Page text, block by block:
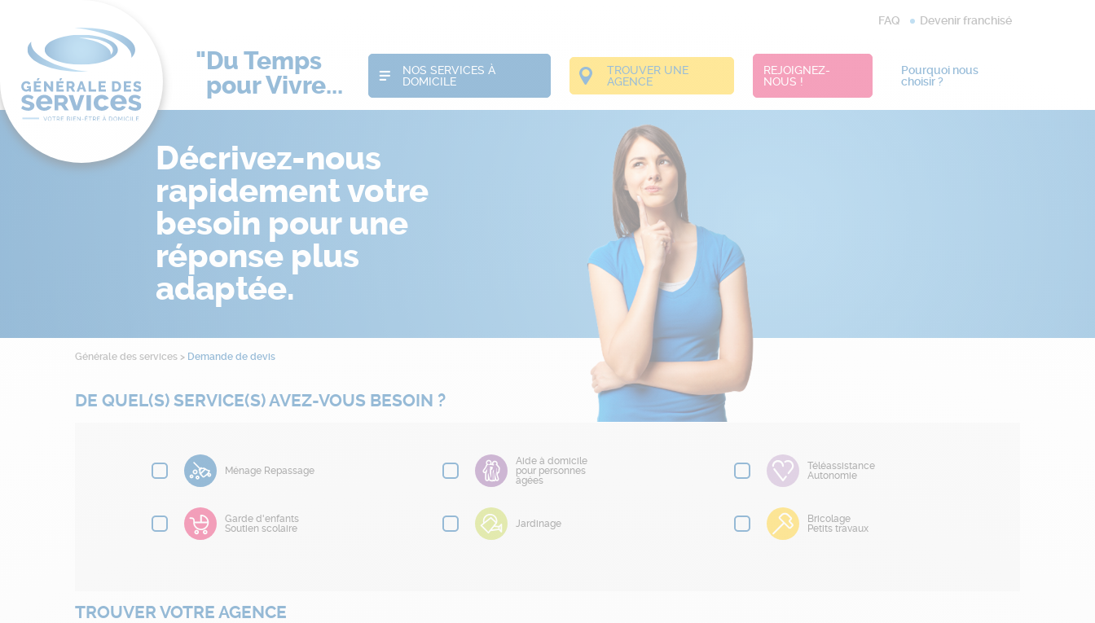
Du Temps
pour Vivre...
FAQ Devenir franchisé
NOS SERVICES À
DOMICILE
TROUVER UNE
AGENCE
REJOIGNEZ-
NOUS !
Pourquoi nous
choisir ?
Décrivez-nous
rapidement votre
besoin pour une
réponse plus
adaptée.
Générale des services > Demande de devis
DE QUEL(S) SERVICE(S) AVEZ-VOUS BESOIN ?
Ménage Repassage
Aide à domicile
pour personnes
âgées
Téléassistance
Autonomie
Garde d'enfants
Soutien scolaire
Jardinage
Bricolage
Petits travaux
TROUVER VOTRE AGENCE